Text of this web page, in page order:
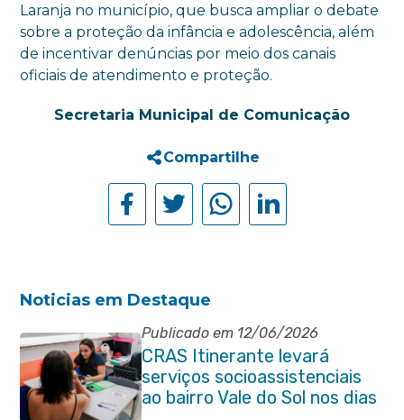
Laranja no município, que busca ampliar o debate
sobre a proteção da infância e adolescência, além
de incentivar denúncias por meio dos canais
oficiais de atendimento e proteção.
Secretaria Municipal de Comunicação
Compartilhe
Noticias em Destaque
Publicado em 12/06/2026
CRAS Itinerante levará
serviços socioassistenciais
ao bairro Vale do Sol nos dias